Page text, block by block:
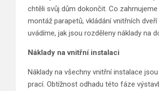
chtěli svůj dům dokončit. Co
montáž parapetů, vkládání vnitřních
uvádíme, jak jsou rozděleny náklady na
Náklady na vnitřní instalaci
Náklady na všechny vnitřní instalace
prací. Obtížnost odhadu této fáze